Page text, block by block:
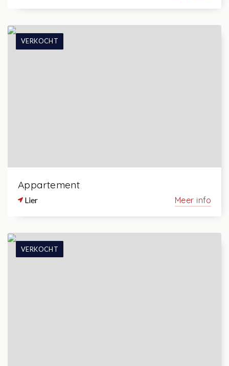
VERKOCHT
Appartement
Lier Meer info
VERKOCHT